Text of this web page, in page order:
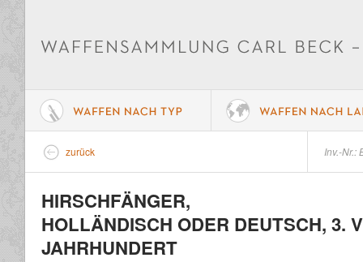
zurück Inv.-Nr.:
HIRSCHFÄNGER,
HOLLÄNDISCH ODER DEUTSCH, 3.
JAHRHUNDERT